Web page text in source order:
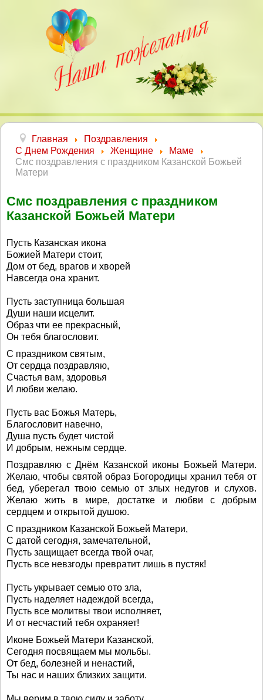
Главная
Поздравления
С Днем Рождения
Женщине
Маме
Смс поздравления с праздником Казанской Божьей
Матери
Смс поздравления с праздником
Казанской Божьей Матери
Пусть Казанская икона
Божией Матери стоит,
Дом от бед, врагов и хворей
Навсегда она хранит.
Пусть заступница большая
Души наши исцелит.
Образ чти ее прекрасный,
Он тебя благословит.
С праздником святым,
От сердца поздравляю,
Счастья вам, здоровья
И любви желаю.
Пусть вас Божья Матерь,
Благословит навечно,
Душа пусть будет чистой
И добрым, нежным сердце.
Поздравляю с Днём Казанской иконы Божьей Матери.
Желаю, чтобы святой образ Богородицы хранил тебя от
бед, уберегал твою семью от злых недугов и слухов.
Желаю жить в мире, достатке и любви с добрым
сердцем и открытой душою.
С праздником Казанской Божьей Матери,
С датой сегодня, замечательной,
Пусть защищает всегда твой очаг,
Пусть все невзгоды превратит лишь в пустяк!
Пусть укрывает семью ото зла,
Пусть наделяет надеждой всегда,
Пусть все молитвы твои исполняет,
И от несчастий тебя охраняет!
Иконе Божьей Матери Казанской,
Сегодня посвящаем мы мольбы.
От бед, болезней и ненастий,
Ты нас и наших близких защити.